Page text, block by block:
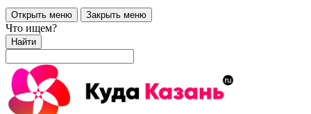
Открыть меню Закрыть меню
Что ищем?
Найти